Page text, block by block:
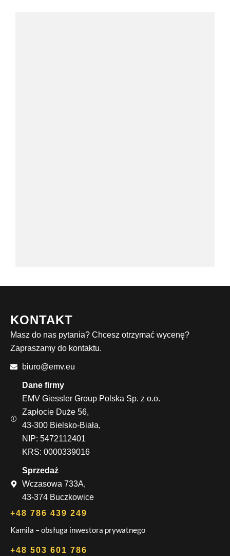
KONTAKT
Masz do nas pytania? Chcesz otrzymać wycenę?
Zapraszamy do kontaktu.
biuro@emv.eu
Dane firmy
EMV Giessler Group Polska Sp. z o.o.
Zapłocie Duże 56,
43-300 Bielsko-Biała,
NIP: 5472112401
KRS: 0000339016
Sprzedaż
Wczasowa 733A,
43-374 Buczkowice
+48 786 439 249
Kamila – obsługa inwestora prywatnego
+48 503 601 786